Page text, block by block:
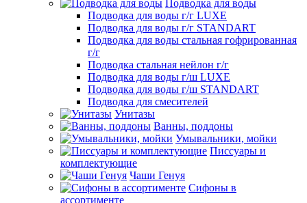
Подводка для воды
Подводка для воды г/г LUXE
Подводка для воды г/г STANDART
Подводка для воды стальная гофрированная
г/г
Подводка стальная нейлон г/г
Подводка для воды г/ш LUXE
Подводка для воды г/ш STANDART
Подводка для смесителей
Унитазы
Ванны, поддоны
Умывальники, мойки
Писсуары и
комплектующие
Чаши Генуя
Сифоны в
ассортименте